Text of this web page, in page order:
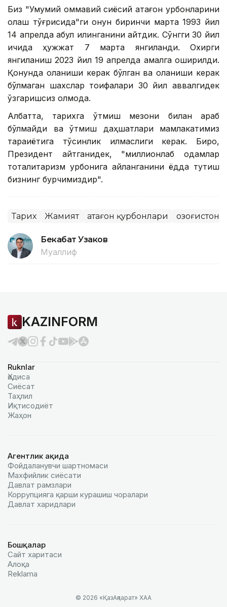
Биз "Умумий оммавий сиёсий қатағон қурбонларини
оқлаш тўғрисида"ги қонун биринчи марта 1993 йил
14 апрелда қабул қилинганини айтдик. Сўнгги 30 йил
ичида ҳужжат 7 марта янгиланди. Охирги
янгиланиш 2023 йил 19 апрелда амалга оширилди.
Қонунда оқланиши керак бўлган ва оқланиши керак
бўлмаган шахслар тоифалари 30 йил аввалгидек
ўзгаришсиз қолмоқда.
Албатта, тарихга ўтмиш мезони билан қараб
бўлмайди ва ўтмиш даҳшатлари мамлакатимиз
тараққиётига тўсқинлик қилмаслиги керак. Бироқ,
Президент айтганидек, "миллионлаб одамлар
тоталитаризм қурбонига айланганини ёдда тутиш
бизнинг бурчимиздир".
Тарих Жамият Қатағон қурбонлари Қозоғистон
Бекабат Узаков
Муаллиф
KAZINFORM
Ruknlar
Ҳодиса
Сиёсат
Таҳлил
Иқтисодиёт
Жаҳон
Агентлик ҳақида
Фойдаланувчи шартномаси
Махфийлик сиёсати
Давлат рамзлари
Коррупцияга қарши курашиш чоралари
Давлат харидлари
Бошқалар
Сайт харитаси
Алоқа
Reklamа
© 2026 «ҚазАқпарат» ХАА